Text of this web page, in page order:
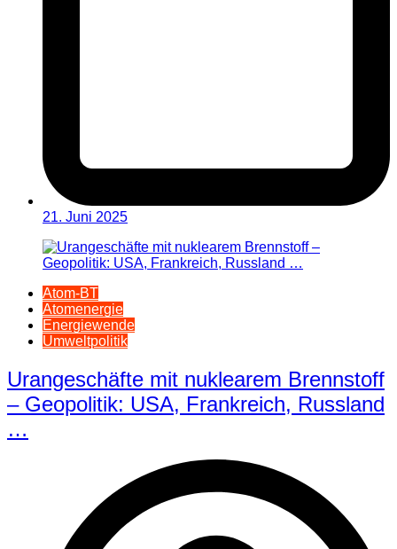
21. Juni 2025
Atom-BT
Atomenergie
Energiewende
Umweltpolitik
Urangeschäfte mit nuklearem Brennstoff
– Geopolitik: USA, Frankreich, Russland
…